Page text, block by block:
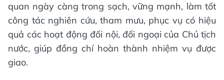
quan ngày càng trong sạch, vững mạnh, làm tốt
công tác nghiên cứu, tham mưu, phục vụ có hiệu
quả các hoạt động đối nội, đối ngoại của Chủ tịch
nước, giúp đồng chí hoàn thành nhiệm vụ được
giao.